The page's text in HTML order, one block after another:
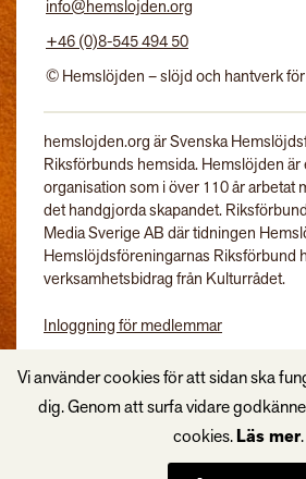
info@hemslojden.org
+46 (0)8-545 494 50
© Hemslöjden – slöjd och hantverk
hemslojden.org är Svenska
Riksförbunds hemsida. Hemslöjden är
organisation som i över 110 år arbetat
det handgjorda skapandet.
Media Sverige AB där tidningen
Hemslöjdsföreningarnas Riksförbund
verksamhetsbidrag från Kulturrådet.
Inloggning för medlemmar
Vi använder cookies för att sidan ska
dig. Genom att surfa vidare
cookies.Läs mer.